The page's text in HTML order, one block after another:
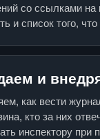
со ссылками на
и список того,
и
как вести
кто за них
инспектору при